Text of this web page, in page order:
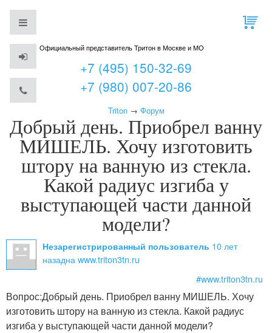
Официальный представитель Тритон в Москве и МО
+7 (495) 150-32-69
+7 (980) 007-20-86
Triton→ Форум
Добрый день. Приобрел ванну
МИШЕЛЬ. Хочу изготовить
штору на ванную из стекла.
Какой радиус изгиба у
выступающей части данной
модели?
Незарегистрированный пользователь 10 лет
назадна www.triton3tn.ru
#www.triton3tn.ru
Вопрос:Добрый день. Приобрел ванну МИШЕЛЬ. Хочу
изготовить штору на ванную из стекла. Какой радиус
изгиба у выступающей части данной модели?